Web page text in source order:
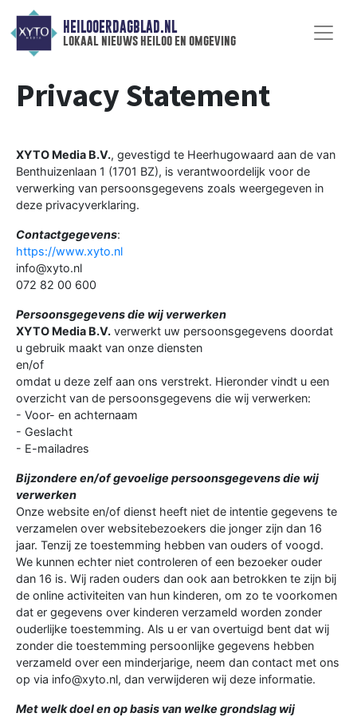
HEILOOERDAGBLAD.NL
lokaal nieuws heiloo en omgeving
Privacy Statement
XYTO Media B.V., gevestigd te Heerhugowaard aan de van
Benthuizenlaan 1 (1701 BZ), is verantwoordelijk voor de
verwerking van persoonsgegevens zoals weergegeven in
deze privacyverklaring.
Contactgegevens:
https://www.xyto.nl
info@xyto.nl
072 82 00 600
Persoonsgegevens die wij verwerken
XYTO Media B.V. verwerkt uw persoonsgegevens doordat
u gebruik maakt van onze diensten
en/of
omdat u deze zelf aan ons verstrekt. Hieronder vindt u een
overzicht van de persoonsgegevens die wij verwerken:
- Voor- en achternaam
- Geslacht
- E-mailadres
Bijzondere en/of gevoelige persoonsgegevens die wij
verwerken
Onze website en/of dienst heeft niet de intentie gegevens te
verzamelen over websitebezoekers die jonger zijn dan 16
jaar. Tenzij ze toestemming hebben van ouders of voogd.
We kunnen echter niet controleren of een bezoeker ouder
dan 16 is. Wij raden ouders dan ook aan betrokken te zijn bij
de online activiteiten van hun kinderen, om zo te voorkomen
dat er gegevens over kinderen verzameld worden zonder
ouderlijke toestemming. Als u er van overtuigd bent dat wij
zonder die toestemming persoonlijke gegevens hebben
verzameld over een minderjarige, neem dan contact met ons
op via info@xyto.nl, dan verwijderen wij deze informatie.
Met welk doel en op basis van welke grondslag wij